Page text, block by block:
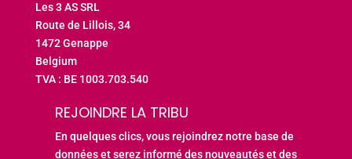
Les 3 AS SRL
Route de Lillois, 34
1472 Genappe
Belgium
TVA : BE 1003.703.540
REJOINDRE LA TRIBU
En quelques clics, vous rejoindrez notre base de
données et serez informé des nouveautés et des